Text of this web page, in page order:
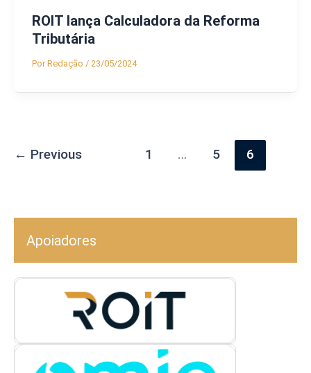
ROIT lança Calculadora da Reforma
Tributária
PorRedação / 23/05/2024
← Previous 1 … 5 6
Apoiadores